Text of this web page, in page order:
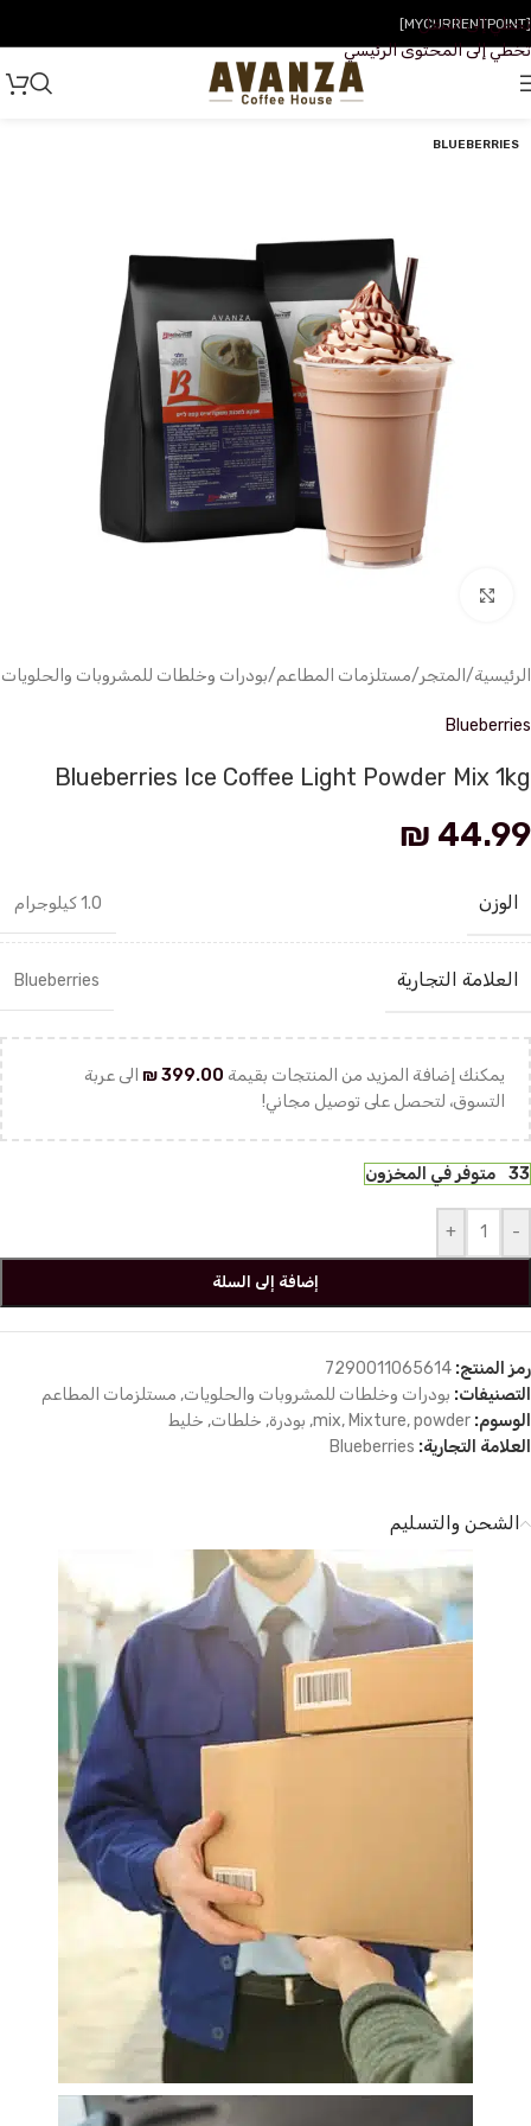
تخطي إلى التنقل
تخطي إلى المحتوى الرئيسي
[MYCURRENTPOINT]
BLUEBERRIES
الرئيسية/ المتجر/مستلزمات المطاعم/بودرات وخلطات للمشروبات والحلويات
Blueberries
Blueberries Ice Coffee Light Powder Mix 1kg
₪ 44.99
الوزن 1.0 كيلوجرام
العلامة التجارية Blueberries
يمكنك إضافة المزيد من المنتجات بقيمة ₪399.00
الى عربة
التسوق، لتحصل على توصيل مجاني!
33 متوفر في المخزون
-
+
إضافة إلى السلة
رمز المنتج: 7290011065614
التصنيفات: بودرات وخلطات للمشروبات والحلويات, مستلزمات المطاعم
الوسوم:
mix, Mixture,powder
, بودرة, خلطات, خليط
العلامة التجارية: Blueberries
الشحن والتسليم